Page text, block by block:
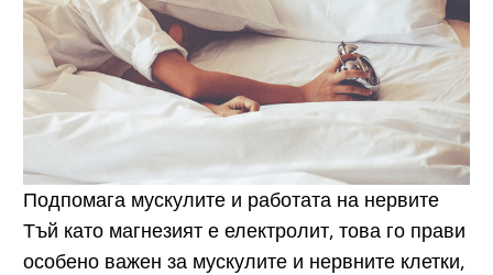
Подпомага мускулите и работата на нервите
Тъй като магнезият е електролит, това го прави
особено важен за мускулите и нервните клетки,